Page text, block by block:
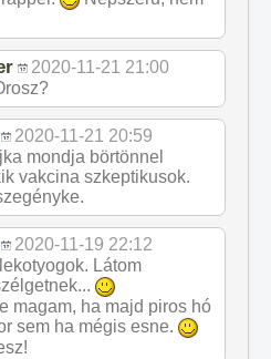
2020-11-21 21:00
2020-11-21 20:59
mondja börtönnel
vakcina szkeptikusok.
2020-11-19 22:12
Látom
magam, ha majd piros hó
sem ha mégis esne.